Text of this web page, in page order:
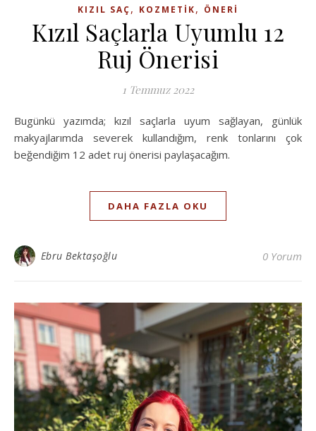
KIZIL SAÇ, KOZMETIK, ÖNERI
Kızıl Saçlarla Uyumlu 12
Ruj Önerisi
1 Temmuz 2022
Bugünkü yazımda; kızıl saçlarla uyum sağlayan, günlük
makyajlarımda severek kullandığım, renk tonlarını çok
beğendiğim 12 adet ruj önerisi paylaşacağım.
DAHA FAZLA OKU
Ebru Bektaşoğlu 0 Yorum